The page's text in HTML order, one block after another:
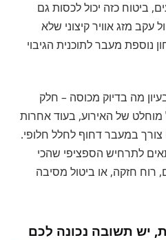
ביטוח כזה יכול לכסות גם
עקב מזג אוויר קיצוני שלא
נוספת מעבר לתוכנית הגיבוי
מה בדיוק מכוסה – חלק
מוחלט של האירוע, בעוד אחרות
צורך במעבר דחוף לחלל חלופי.
לתרחיש הספציפי שהכי
רוח חזקה, או ביטול מסיבה
יש תשובה נכונה לכם